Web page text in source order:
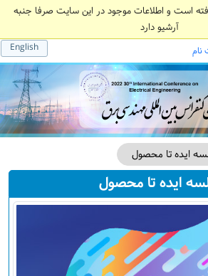
است و اطلاعات موجود در این سایت صرفا جنبه
آرشیو دارد
English نام
ایده تا محصول
ایده تا محصول